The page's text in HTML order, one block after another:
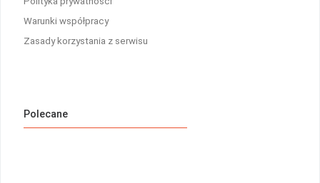
Warunki współpracy
Zasady korzystania z serwisu
Polecane